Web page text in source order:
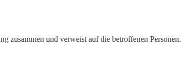
zusammen und verweist auf die betroffenen Personen.